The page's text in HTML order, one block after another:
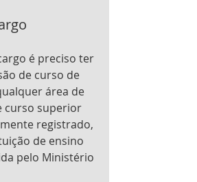
é preciso ter
de curso de
área de
curso superior
registrado,
de ensino
pelo Ministério